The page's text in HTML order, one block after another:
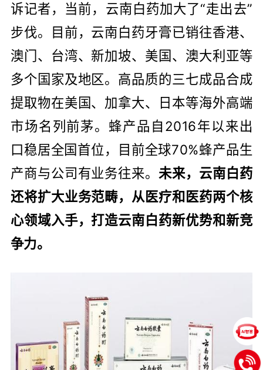
诉记者，当前，云南白药加大了“走出去”
步伐。目前，云南白药牙膏已销往香港、
澳门、台湾、新加坡、美国、澳大利亚等
多个国家及地区。高品质的三七成品合成
提取物在美国、加拿大、日本等海外高端
市场名列前茅。蜂产品自2016年以来出
口稳居全国首位，目前全球70%蜂产品生
产商与公司有业务往来。未来，云南白药
还将扩大业务范畴，从医疗和医药两个核
心领域入手，打造云南白药新优势和新竞
争力。